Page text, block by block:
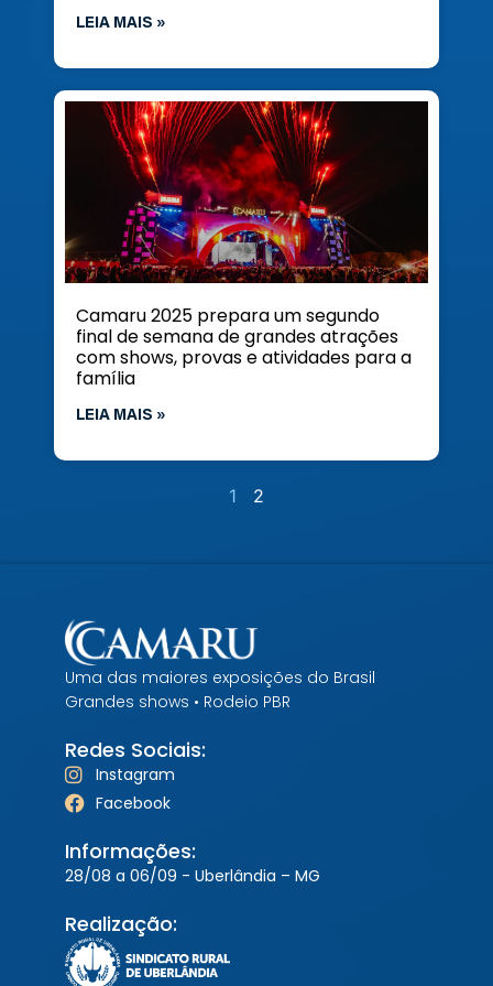
LEIA MAIS »
Camaru 2025 prepara um segundo
final de semana de grandes atrações
com shows, provas e atividades para a
família
LEIA MAIS »
1 2
Uma das maiores exposições do Brasil
Grandes shows • Rodeio PBR
Redes Sociais:
Instagram
Facebook
Informações:
28/08 a 06/09 - Uberlândia – MG
Realização: